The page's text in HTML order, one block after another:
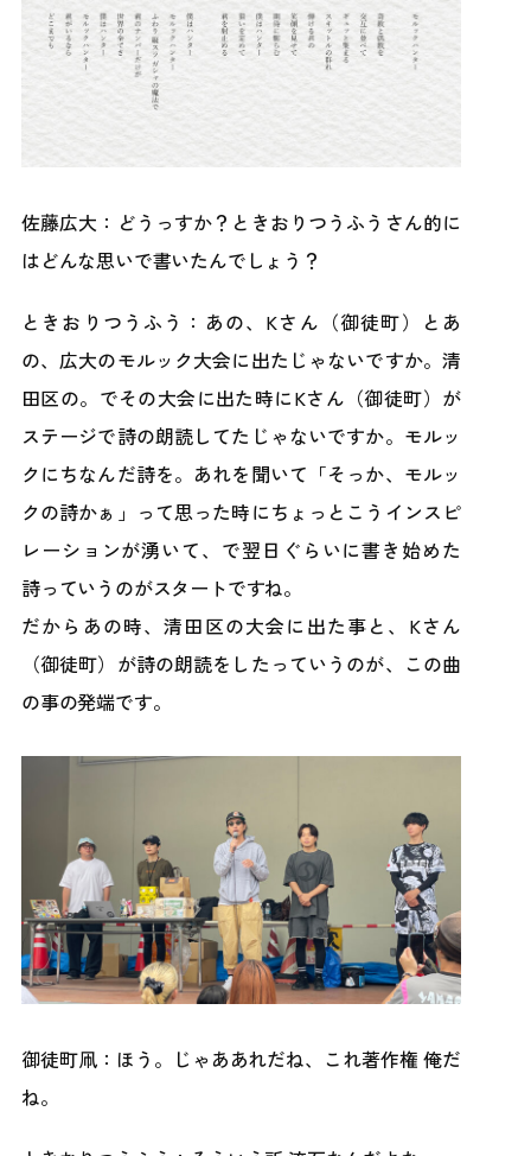
佐藤広大：どうっすか？ときおりつうふうさん的に
はどんな思いで書いたんでしょう？
ときおりつうふう：あの、Kさん（御徒町）とあ
の、広大のモルック大会に出たじゃないですか。清
田区の。でその大会に出た時にKさん（御徒町）が
ステージで詩の朗読してたじゃないですか。モルッ
クにちなんだ詩を。あれを聞いて「そっか、モルッ
クの詩かぁ」って思った時にちょっとこうインスピ
レーションが湧いて、で翌日ぐらいに書き始めた
詩っていうのがスタートですね。
だからあの時、清田区の大会に出た事と、Kさん
（御徒町）が詩の朗読をしたっていうのが、この曲
の事の発端です。
御徒町凧：ほう。じゃああれだね、これ著作権 俺だ
ね。